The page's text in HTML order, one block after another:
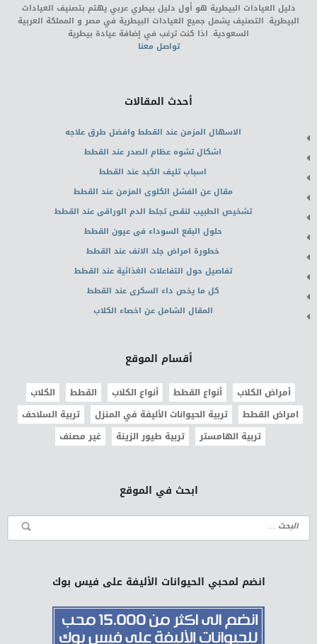
دليل العيادات البيطرية هو أول دليل بيطري عربي يهتم بتصنيف العيادات
البيطرية. التصنيف يشمل جميع العيادات البيطرية في مصر و المملكة العربية
السعودية. اذا كنت ترغب في إضافة عيادة بيطرية
تواصل معنا
أحدث المقالات
الاسهال المزمن عند القطط وافضل طرق علاجه
اشكال تشوه عظام الصدر عند القطط
اسباب تليف الكبد عند القطط
مقال عن الفشل الكلوى المزمن عند القطط
تشخيص الطبيب لنقص تجلط الدم الوراقى عند القطط
حلول البقع السوداء فى عيون القطط
خطورة امراض جلد الانف عند القطط
تفاصيل حول التفاعلات الغذائية عند القطط
كل ما يخص داء السكرى عند القطط
المقال الشامل عن اخصاء الكلاب
أقسام الموقع
أمراض الكلاب أنواع القطط أنواع الكلاب القطط
الكلاب
امراض القطط
تربية الحيوانات الأليفة في المنزل
تربية السلاحف
تربية الهامستر
تربية طيور الزينة غير مصنف
ابحث في الموقع
انضم لمحبي الحيوانات الأليفة على فيس بوك